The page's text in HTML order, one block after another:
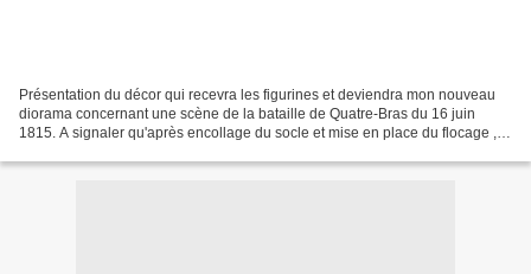
Présentation du décor qui recevra les figurines et deviendra mon nouveau
diorama concernant une scène de la bataille de Quatre-Bras du 16 juin
1815. A signaler qu'après encollage du socle et mise en place du flocage ,